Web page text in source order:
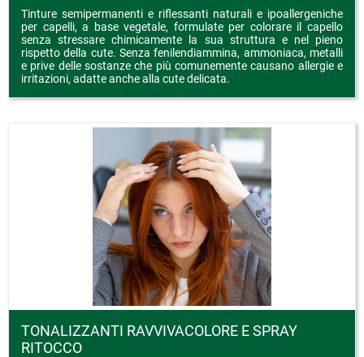
Tinture semipermanenti e riflessanti naturali e ipoallergeniche
per capelli, a base vegetale, formulate per colorare il capello
senza stressare chimicamente la sua struttura e nel pieno
rispetto della cute. Senza fenilendiammina, ammoniaca, metalli
e prive delle sostanze che più comunemente causano allergie e
irritazioni, adatte anche alla cute delicata.
TONALIZZANTI RAVVIVACOLORE E SPRAY
RITOCCO